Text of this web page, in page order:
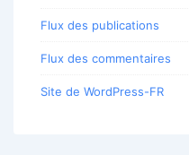
Flux des publications
Flux des commentaires
Site de WordPress-FR